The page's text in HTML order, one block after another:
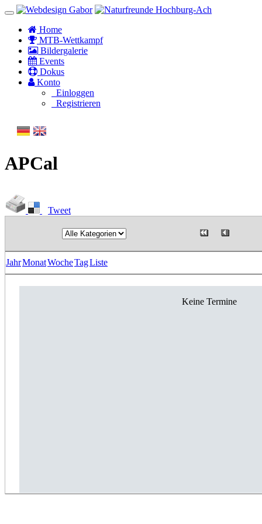
Home
MTB-Wettkampf
Bildergalerie
Events
Dokus
Konto
Einloggen
Registrieren
APCal
Tweet
JahrMonatWocheTagListe
Keine Termine